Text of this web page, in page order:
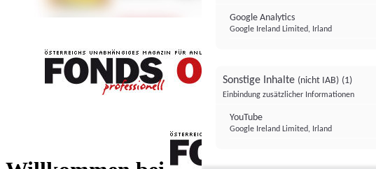
FONDS professionell
Google Analytics
Google Ireland Limited, Irland
Sonstige Inhalte (nicht IAB) (1)
Einbindung zusätzlicher Informationen
YouTube
Google Ireland Limited, Irland